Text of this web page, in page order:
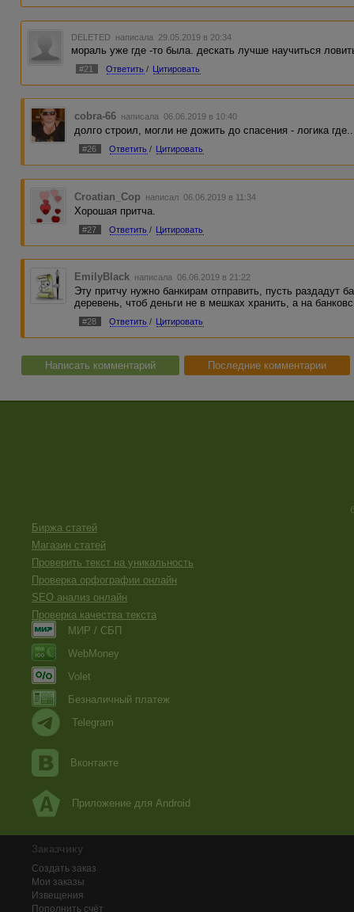
DELETED написала 29.05.2019 в 20:34
мораль уже где -то была. дескать лучше научиться
#21 Ответить / Цитировать
cobra-66 написала 06.06.2019 в 10:40
долго строил, могли не дожить до спасения - логика
#26 Ответить / Цитировать
Croatian_Cop написал 06.06.2019 в 11:34
Хорошая притча.
#27 Ответить / Цитировать
EmilyBlack написала 06.06.2019 в 21:22
Эту притчу нужно банкирам отправить, пусть раздадут
деревень, чтоб деньги не в мешках хранить, а на
#28 Ответить / Цитировать
Написать комментарий Последние комментарии
Биржа статей
Магазин статей
Проверить текст на уникальность
Проверка орфографии онлайн
SEO анализ онлайн
Проверка качества текста
МИР / СБП
WebMoney
Volet
Безналичный платеж
Telegram
Вконтакте
Приложение для Android
Заказчику
Создать заказ
Мои заказы
Извещения
Пополнить счёт